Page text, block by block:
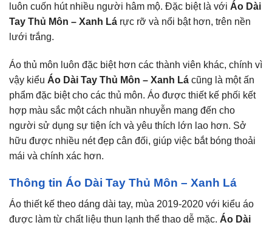
luôn cuốn hút nhiều người hâm mộ. Đặc biệt là với Áo Dài
Tay Thủ Môn – Xanh Lá rực rỡ và nổi bật hơn, trên nền
lưới trắng.
Áo thủ môn luôn đặc biệt hơn các thành viên khác, chính vì
vậy kiểu Áo Dài Tay Thủ Môn – Xanh Lá cũng là một ấn
phẩm đặc biệt cho các thủ môn. Áo được thiết kế phối kết
hợp màu sắc một cách nhuần nhuyễn mang đến cho
người sử dụng sự tiện ích và yêu thích lớn lao hơn. Sở
hữu được nhiều nét đẹp cân đối, giúp việc bắt bóng thoải
mái và chính xác hơn.
Thông tin Áo Dài Tay Thủ Môn – Xanh Lá
Áo thiết kế theo dáng dài tay, mùa 2019-2020 với kiểu áo
được làm từ chất liệu thun lạnh thể thao dễ mặc. Áo Dài